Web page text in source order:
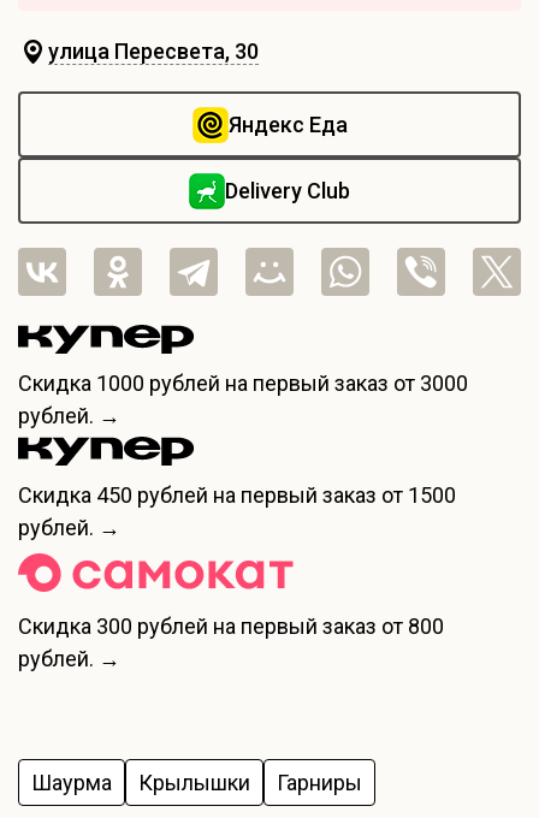
улица Пересвета, 30
Яндекс Еда
Delivery Club
Скидка 1000 рублей на первый заказ от 3000
рублей. →
Скидка 450 рублей на первый заказ от 1500
рублей. →
Скидка 300 рублей на первый заказ от 800
рублей. →
Шаурма Крылышки Гарниры